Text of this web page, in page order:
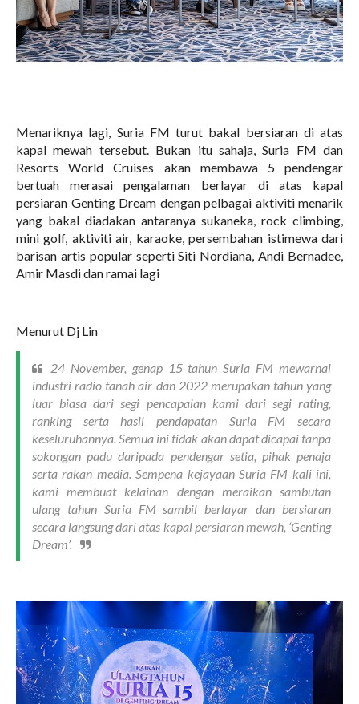
Menariknya lagi, Suria FM turut bakal bersiaran di atas
kapal mewah tersebut. Bukan itu sahaja,Suria FM dan
Resorts World Cruises akan membawa 5 pendengar
bertuah merasai pengalaman berlayar di atas kapal
persiaran Genting Dream dengan pelbagai aktiviti menarik
yang bakal diadakan antaranya sukaneka, rock climbing,
mini golf, aktiviti air, karaoke, persembahan istimewa dari
barisan artis popular seperti Siti Nordiana, Andi Bernadee,
Amir Masdi dan ramai lagi
Menurut Dj Lin
24 November, genap 15 tahun Suria FM mewarnai
industri radio tanah air dan 2022 merupakan tahun yang
luar biasa dari segi pencapaian kami dari segi rating,
ranking serta hasil pendapatan Suria FM secara
keseluruhannya. Semua ini tidak akan dapat dicapai tanpa
sokongan padu daripada pendengar setia, pihak penaja
serta rakan media. Sempena kejayaan Suria FM kali ini,
kami membuat kelainan dengan meraikan sambutan
ulang tahun Suria FM sambil berlayar dan bersiaran
secara langsung dari atas kapal persiaran mewah, ‘Genting
Dream’.